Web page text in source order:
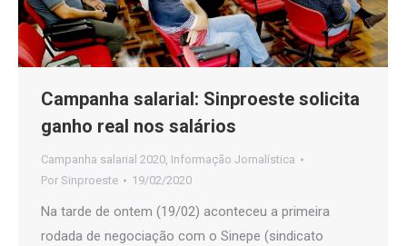
Campanha salarial: Sinproeste solicita
ganho real nos salários
Campanha salarial 2020, Informação Jornalística
Por Sinproeste 19/02/2020
Na tarde de ontem (19/02) aconteceu a primeira
rodada de negociação com o Sinepe (sindicato